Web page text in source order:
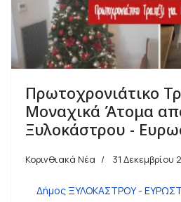
Πρωτοχρονιάτικο
Μοναχικά Άτομα
Ξυλοκάστρου -
Κορινθιακά Νέα 31 Δεκεμβρίου
Δήμος ΞΥΛΟΚΑΣΤΡΟΥ -